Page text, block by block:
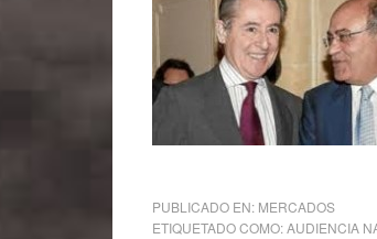
PUBLICADO EN: MERCADOS
ETIQUETADO COMO:AUDIENCIA